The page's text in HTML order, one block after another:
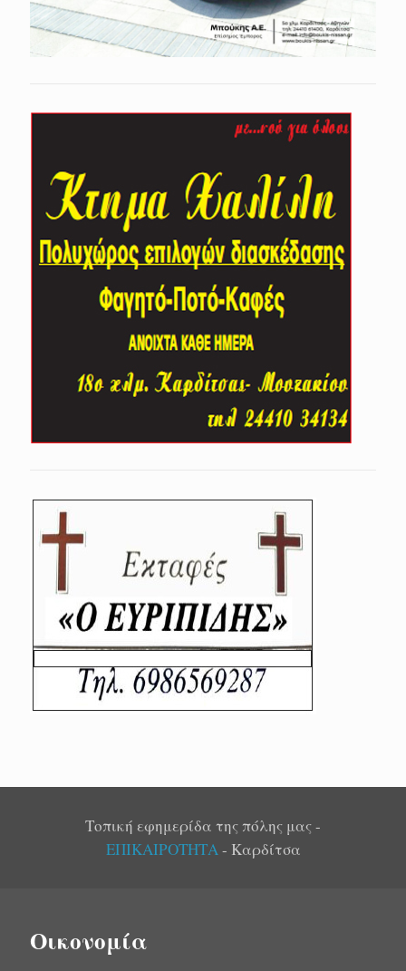
Τοπική εφημερίδα της πόλης μας -
ΕΠΙΚΑΙΡΟΤΗΤΑ- Καρδίτσα
Οικονομία